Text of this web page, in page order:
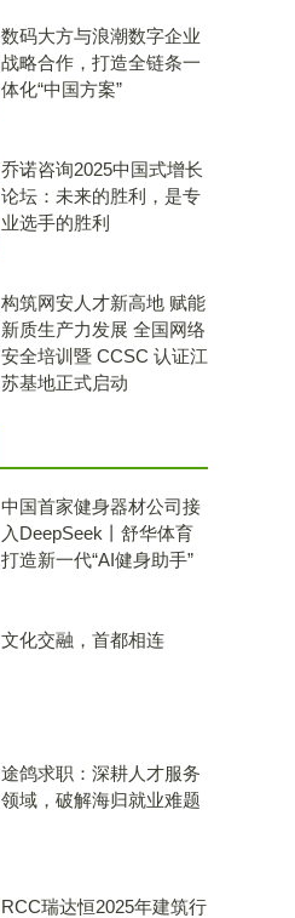
数码大方与浪潮数字企业
战略合作，打造全链条一
体化“中国方案”
乔诺咨询2025中国式增长
论坛：未来的胜利，是专
业选手的胜利
构筑网安人才新高地 赋能
新质生产力发展 全国网络
安全培训暨 CCSC 认证江
苏基地正式启动
中国首家健身器材公司接
入DeepSeek丨舒华体育
打造新一代“AI健身助手”
文化交融，首都相连
途鸽求职：深耕人才服务
领域，破解海归就业难题
RCC瑞达恒2025年建筑行